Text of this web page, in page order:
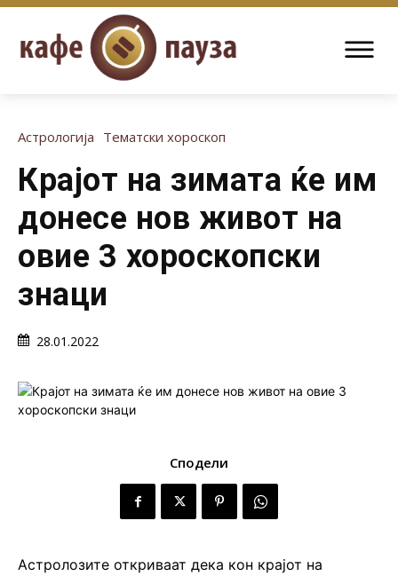
Астрологија Тематски хороскоп
Крајот на зимата ќе им
донесе нов живот на
овие 3 хороскопски
знаци
28.01.2022
Сподели
Астролозите откриваат дека кон крајот на